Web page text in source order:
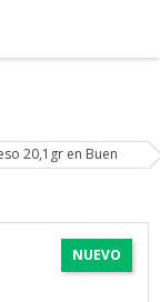
20,1gr en Buen
NUEVO